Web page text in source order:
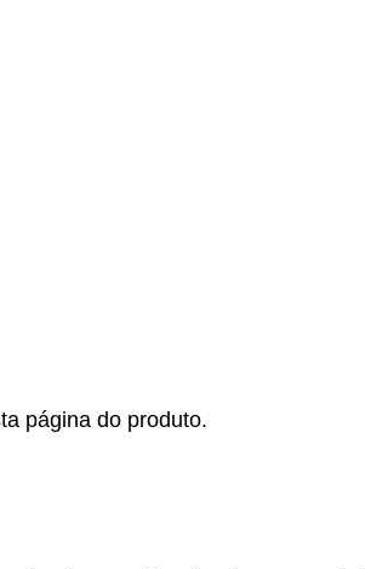
página do produto.